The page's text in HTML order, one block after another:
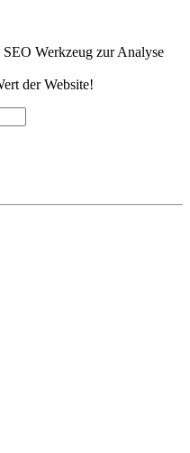
SEO Werkzeug zur Analyse
der Website!